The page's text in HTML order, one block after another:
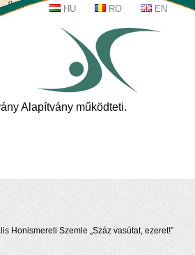
Alapítvány működteti.
Honismereti Szemle „Száz vasútat, ezeret!”